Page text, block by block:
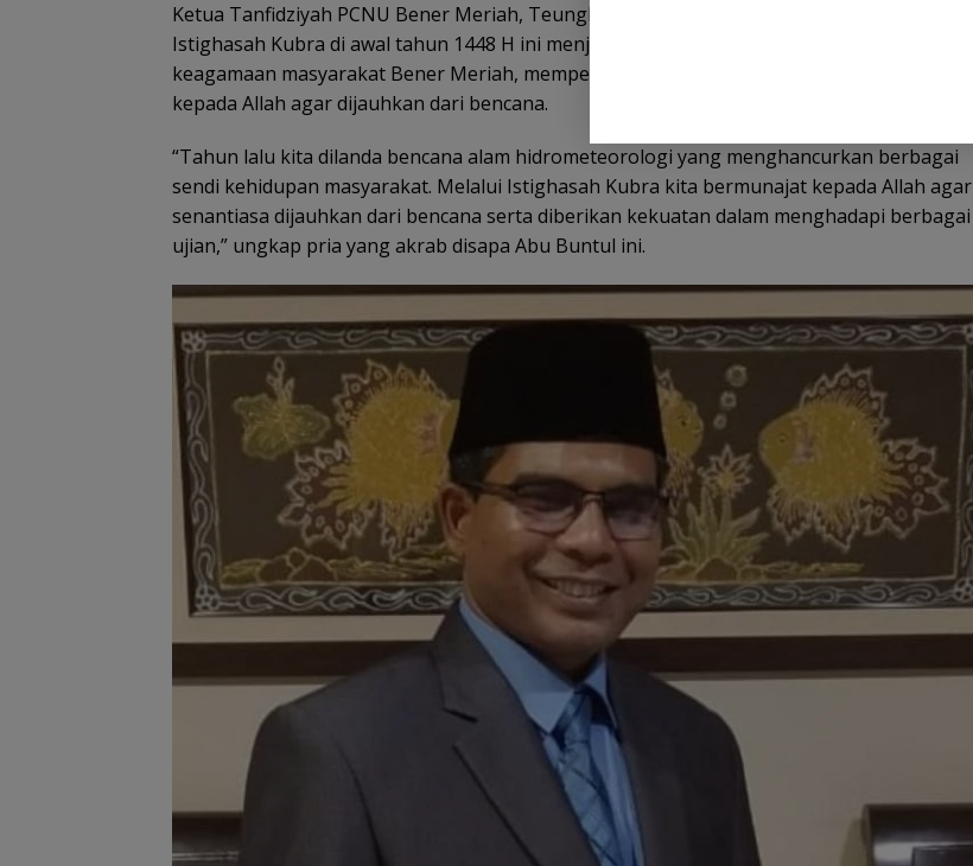
Ketua Tanfidziyah PCNU Bener Meriah, Teungku Baharudin Usman mengatakan,
Istighasah Kubra di awal tahun 1448 H ini menjadi momentum untuk meningkatkan spirit
keagamaan masyarakat Bener Meriah, mempererat ukhuwah Islamiyah serta bermunajat
kepada Allah agar dijauhkan dari bencana.
“Tahun lalu kita dilanda bencana alam hidrometeorologi yang menghancurkan berbagai
sendi kehidupan masyarakat. Melalui Istighasah Kubra kita bermunajat kepada Allah agar
senantiasa dijauhkan dari bencana serta diberikan kekuatan dalam menghadapi berbagai
ujian,” ungkap pria yang akrab disapa Abu Buntul ini.